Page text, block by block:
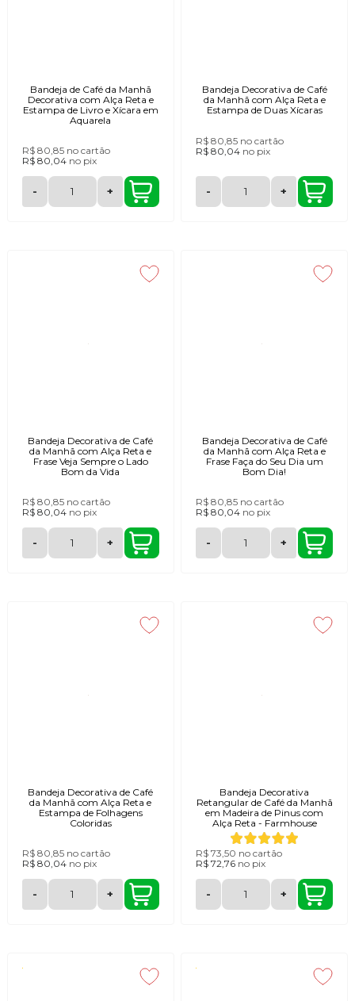
Bandeja de Café da Manhã
Decorativa com Alça Reta e
Estampa de Livro e Xícara em
Aquarela
R$ 80,85 no cartão
R$ 80,04 no pix
- +
Bandeja Decorativa de Café
da Manhã com Alça Reta e
Estampa de Duas Xícaras
R$ 80,85 no cartão
R$ 80,04 no pix
- +
Bandeja Decorativa de Café
da Manhã com Alça Reta e
Frase Veja Sempre o Lado
Bom da Vida
R$ 80,85 no cartão
R$ 80,04 no pix
- +
Bandeja Decorativa de Café
da Manhã com Alça Reta e
Frase Faça do Seu Dia um
Bom Dia!
R$ 80,85 no cartão
R$ 80,04 no pix
- +
Bandeja Decorativa de Café
da Manhã com Alça Reta e
Estampa de Folhagens
Coloridas
R$ 80,85 no cartão
R$ 80,04 no pix
- +
Bandeja Decorativa
Retangular de Café da Manhã
em Madeira de Pinus com
Alça Reta - Farmhouse
R$ 73,50 no cartão
R$ 72,76 no pix
- +